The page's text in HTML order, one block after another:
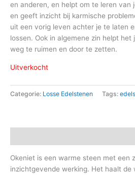
en anderen, en helpt om te leren van
en geeft inzicht bij karmische
uit een vorig leven achter je te laten
lossen. Ook in algemene zin helpt het
weg te ruimen en door te zetten.
Uitverkocht
Categorie: Losse Edelstenen Tags:
Okeniet is een warme steen met een
inzichtgevende werking. Het haalt de